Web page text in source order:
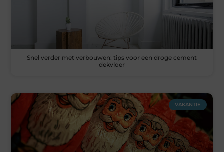
Snel verder met verbouwen: tips voor een droge cement
dekvloer
VAKANTIE